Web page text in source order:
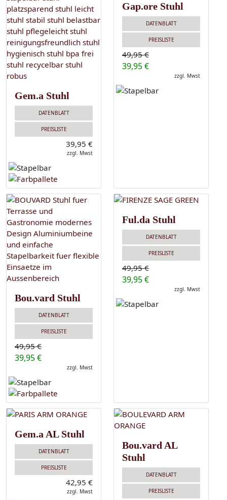
Gem.a Stuhl
DATENBLATT
PREISLISTE
39,95 €
zzgl. Mwst
Gap.ore Stuhl
DATENBLATT
PREISLISTE
49,95 €
39,95 €
zzgl. Mwst
Bou.vard Stuhl
DATENBLATT
PREISLISTE
49,95 €
39,95 €
zzgl. Mwst
Ful.da Stuhl
DATENBLATT
PREISLISTE
49,95 €
39,95 €
zzgl. Mwst
Gem.a AL Stuhl
DATENBLATT
PREISLISTE
42,95 €
zzgl. Mwst
Bou.vard AL
Stuhl
DATENBLATT
PREISLISTE